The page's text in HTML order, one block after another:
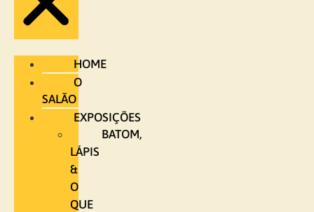
HOME
O
SALÃO
EXPOSIÇÕES
BATOM,
LÁPIS
&
O
QUE